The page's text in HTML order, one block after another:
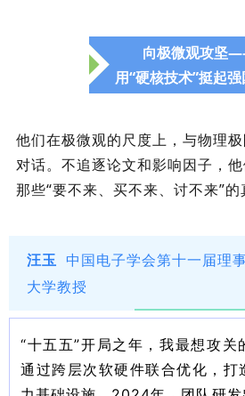
向极微观攻坚
用“硬核技术”挺起
他们在极微观的尺度上，与物理
对话。不追逐论文和影响因子，
那些“要不来、买不来、讨不来”的
汪玉 中国电子学会第十一届理
大学教授
“十五五”开局之年，我最想攻关
通过跨层次软硬件联合优化，打